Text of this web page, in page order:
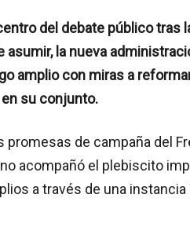
del debate público tras
asumir, la nueva
amplio con miras a
su conjunto.
promesas de campaña del
acompañó el plebiscito
a través de una